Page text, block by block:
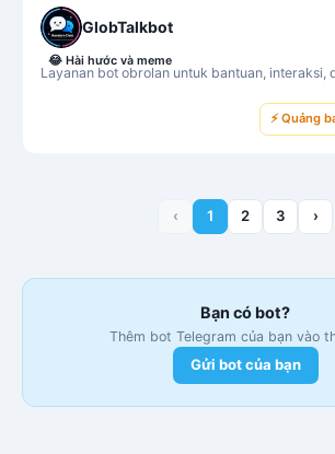
GlobTalkbot
Layanan bot obrolan untuk bantuan, interaksi,
😂 Hài hước và meme
⚡ Quảng
‹ 1 2 3 ›
Bạn có bot?
Thêm bot Telegram của bạn vào
Gửi bot của bạn